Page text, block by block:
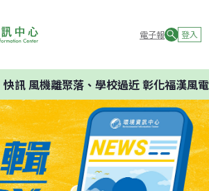
電子報 登入
快訊風機離聚落、學校過近 彰化福漢風電